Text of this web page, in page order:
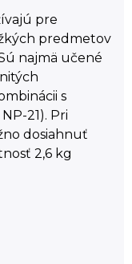
pre
predmetov
najmä učené
s
21). Pri
dosiahnuť
2,6 kg